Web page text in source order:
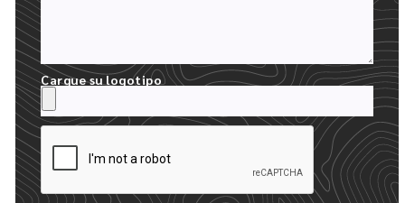
24 HORAS PARA RECIBIR SUS MAQUETAS
Cargue su logotipo